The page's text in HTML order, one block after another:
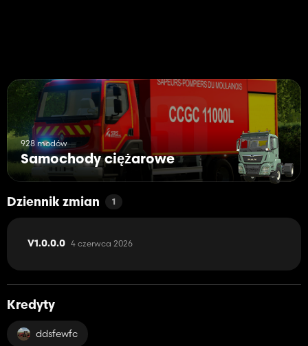
928 modów
Samochody ciężarowe
Dziennik zmian 1
V1.0.0.0 4 czerwca 2026
Kredyty
ddsfewfc